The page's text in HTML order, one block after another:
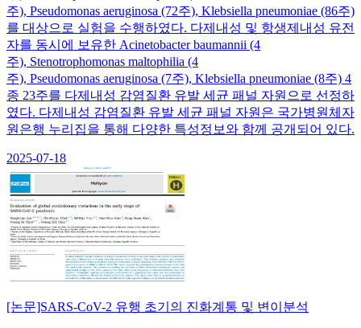
주), Pseudomonas aeruginosa (72주), Klebsiella pneumoniae (86주)
를 대상으로 실험을 수행하였다. 다제내성 및 항생제내성 유전
자를 동시에 보유한 Acinetobacter baumannii (4
주), Stenotrophomonas maltophilia (4
주), Pseudomonas aeruginosa (7주), Klebsiella pneumoniae (8주) 4
종 23주를 다제내성 감염질환 유발 세균 패널 자원으로 선정하
였다. 다제내성 감염질환 유발 세균 패널 자원은 국가병원체자
원은행 누리집을 통해 다양한 특성정보와 함께 공개되어 있다.
2025-07-18
[논문]SARS-CoV-2 유행 초기의 진화계통 및 변이분석